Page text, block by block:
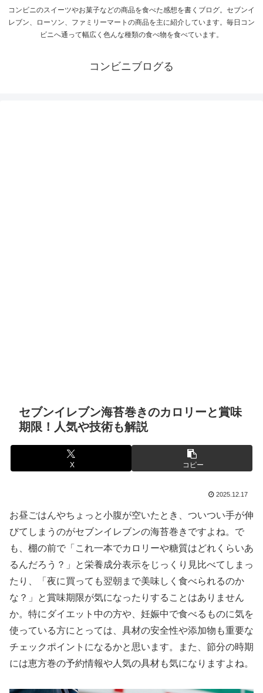
コンビニのスイーツやお菓子などの商品を食べた感想を書くブログ。セブンイ
レブン、ローソン、ファミリーマートの商品を主に紹介しています。毎日コン
ビニへ通って幅広く色んな種類の食べ物を食べています。
コンビニブログる
セブンイレブン海苔巻きのカロリーと賞味
期限！人気や技術も解説
X コピー
2025.12.17
お昼ごはんやちょっと小腹が空いたとき、ついつい手が伸
びてしまうのがセブンイレブンの海苔巻きですよね。で
も、棚の前で「これ一本でカロリーや糖質はどれくらいあ
るんだろう？」と栄養成分表示をじっくり見比べてしまっ
たり、「夜に買っても翌朝まで美味しく食べられるのか
な？」と賞味期限が気になったりすることはありません
か。特にダイエット中の方や、妊娠中で食べるものに気を
使っている方にとっては、具材の安全性や添加物も重要な
チェックポイントになるかと思います。また、節分の時期
には恵方巻の予約情報や人気の具材も気になりますよね。